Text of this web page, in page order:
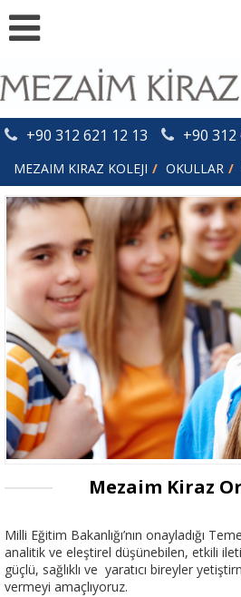
+90 312 621 12 13 +90 312
MEZAIM KIRAZ KOLEJI OKULLAR
Mezaim Kiraz
Milli Eğitim Bakanlığı’nın onayladığı
analitik ve eleştirel düşünebilen, etkili
güçlü, sağlıklı ve yaratıcı bireyler
vermeyi amaçlıyoruz.